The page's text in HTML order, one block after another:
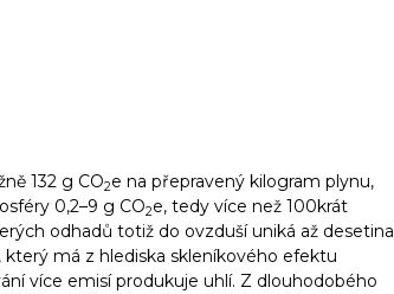
132 g CO2e na přepravený kilogram plynu,
0,2–9 g CO2e, tedy více než 100krát
odhadů totiž do ovzduší uniká až desetina
má z hlediska skleníkového efektu
více emisí produkuje uhlí. Z dlouhodobého